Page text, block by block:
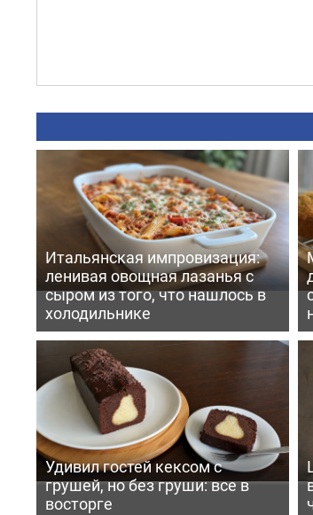
Итальянская импровизация:
ленивая овощная лазанья с
сыром из того, что нашлось в
холодильнике
Удивил гостей кексом с
грушей, но без груши: все в
восторге